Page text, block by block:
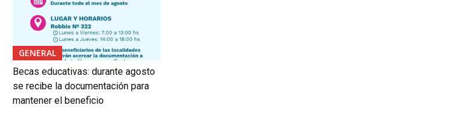
GENERAL
Becas educativas: durante agosto
se recibe la documentación para
mantener el beneficio